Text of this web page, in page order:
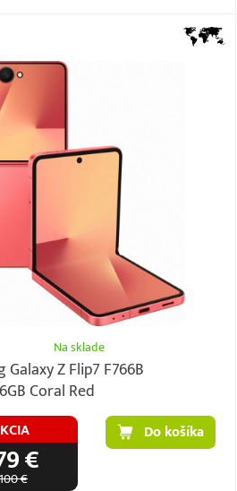
Na sklade
Galaxy Z Flip7 F766B
Coral Red
€
€
Do košíka